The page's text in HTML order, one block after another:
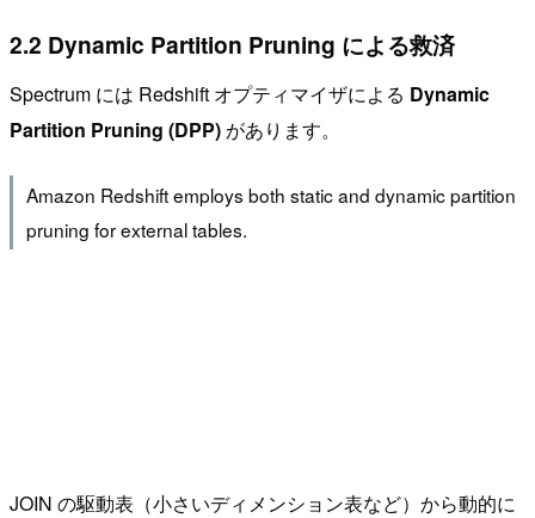
2.2 Dynamic Partition Pruning による救済
Spectrum には Redshift オプティマイザによる Dynamic
Partition Pruning (DPP) があります。
Amazon Redshift employs both static and dynamic partition
pruning for external tables.
JOIN の駆動表（小さいディメンション表など）から動的に